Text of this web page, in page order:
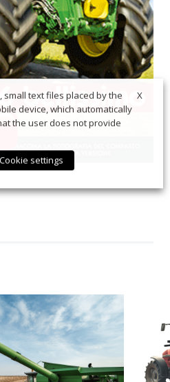
X
small text files placed by the
device, which automatically
the user does not provide
Cookie settings